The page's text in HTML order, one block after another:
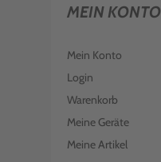
MEIN KONTO
Mein Konto
Login
Warenkorb
Meine Geräte
Meine Artikel